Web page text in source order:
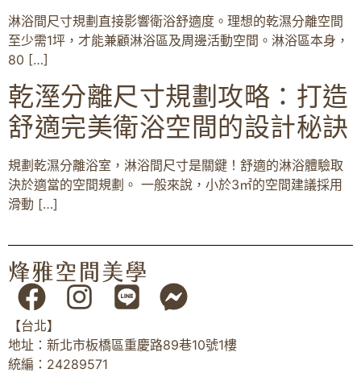
淋浴間尺寸規劃直接影響衛浴舒適度。理想的乾濕分離空間
至少需1坪，才能兼顧淋浴區及周邊活動空間。淋浴區本身，
80 […]
乾溼分離尺寸規劃攻略：打造
舒適完美衛浴空間的設計秘訣
規劃乾濕分離浴室，淋浴間尺寸是關鍵！舒適的淋浴體驗取
決於適當的空間規劃。 一般來說，小於3㎡的空間建議採用
滑動 […]
【台北】
地址：新北市板橋區重慶路89巷10號1樓
統編：24289571